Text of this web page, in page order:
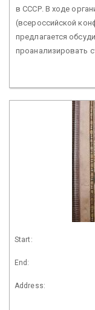
в СССР. В ходе
(всероссийской
предлагается
проанализировать
Start:
End:
Address: